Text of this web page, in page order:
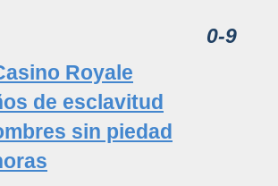
0-9
Royale
de esclavitud
sin piedad